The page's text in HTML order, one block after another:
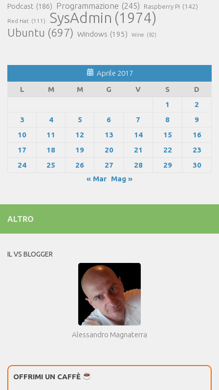
Podcast (186) Programmazione (245) Raspberry Pi (142)
Red Hat (111) SysAdmin (1974)
Ubuntu (697) Windows (195) Wine (92)
Aprile 2017
L
M M G V S
D
1
2
3
4 5 6 7 8
9
10
11 12 13 14 15
16
17
18 19 20 21 22
23
24
25 26 27 28 29
30
« Mar Mag »
ALTRO
IL VS BLOGGER
Alessandro Magnaterra
OFFRIMI UN CAFFÈ